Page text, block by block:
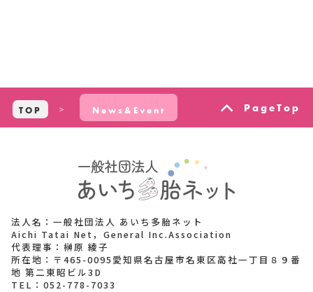
TOP News&Event PageTop
法人名：一般社団法人 あいち多胎ネット
Aichi Tatai Net，General Inc.Association
代表理事：榊原 綾子
所在地：〒465-0095愛知県名古屋市名東区高社一丁目８９番
地 第二東昭ビル3D
TEL： 052-778-7033